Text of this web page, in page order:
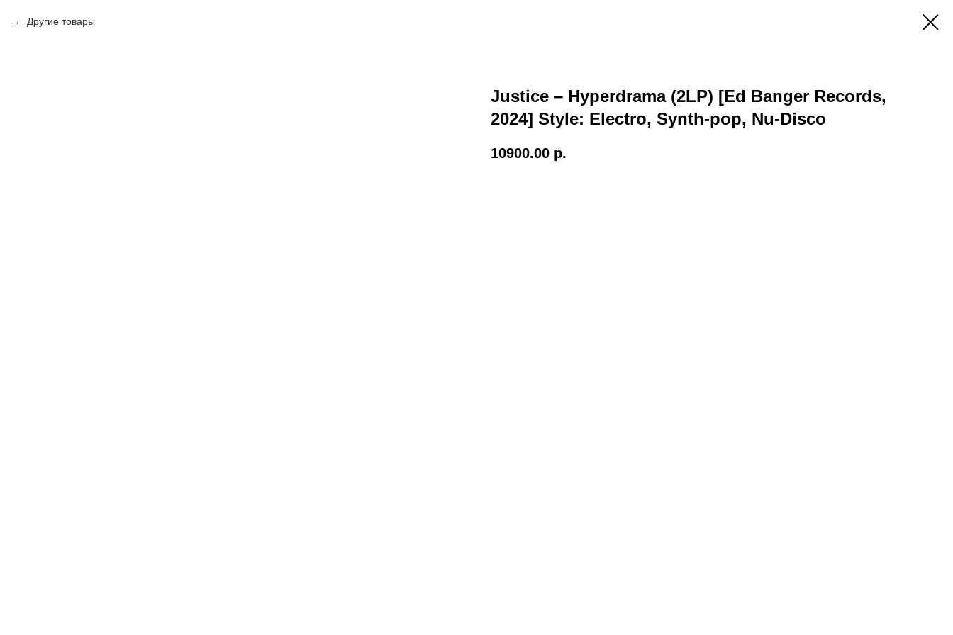
Другие товары
Justice – Hyperdrama (2LP) [Ed Banger Records,
2024] Style: Electro, Synth-pop, Nu-Disco
10900.00 р.